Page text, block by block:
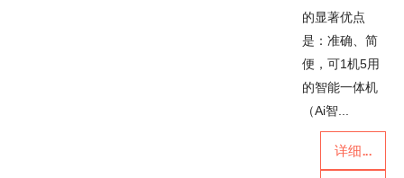
的显著优点
是：准确、简
便，可1机5用
的智能一体机
（Ai智...
详细...